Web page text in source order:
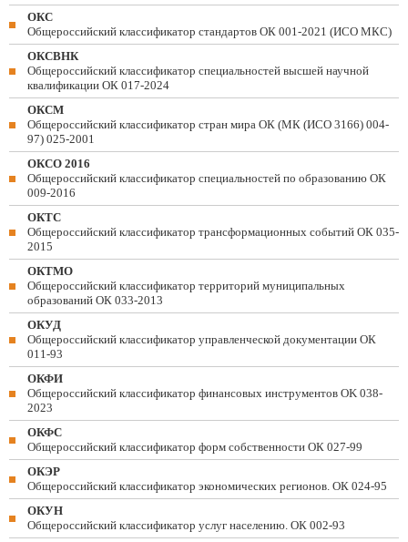
ОКС
Общероссийский классификатор стандартов ОК 001-2021 (ИСО МКС)
ОКСВНК
Общероссийский классификатор специальностей высшей научной
квалификации ОК 017-2024
ОКСМ
Общероссийский классификатор стран мира ОК (МК (ИСО 3166) 004-
97) 025-2001
ОКСО 2016
Общероссийский классификатор специальностей по образованию ОК
009-2016
ОКТС
Общероссийский классификатор трансформационных событий ОК 035-
2015
ОКТМО
Общероссийский классификатор территорий муниципальных
образований ОК 033-2013
ОКУД
Общероссийский классификатор управленческой документации ОК
011-93
ОКФИ
Общероссийский классификатор финансовых инструментов OK 038-
2023
ОКФС
Общероссийский классификатор форм собственности ОК 027-99
ОКЭР
Общероссийский классификатор экономических регионов. ОК 024-95
ОКУН
Общероссийский классификатор услуг населению. ОК 002-93